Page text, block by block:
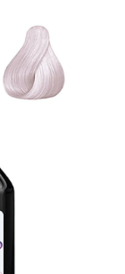
€